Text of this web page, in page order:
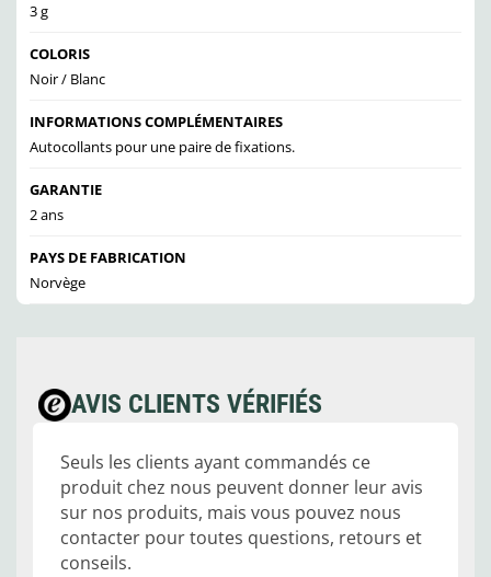
3 g
COLORIS
Noir / Blanc
INFORMATIONS COMPLÉMENTAIRES
Autocollants pour une paire de fixations.
GARANTIE
2 ans
PAYS DE FABRICATION
Norvège
AVIS CLIENTS VÉRIFIÉS
Seuls les clients ayant commandés ce
produit chez nous peuvent donner leur avis
sur nos produits, mais vous pouvez nous
contacter pour toutes questions, retours et
conseils.